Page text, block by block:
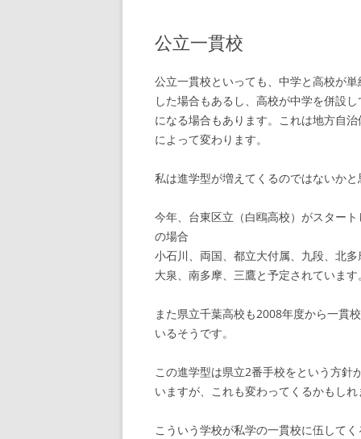
公立一貫校
公立一貫校といっても、中学と高校が
した場合もあるし、高校が中学を併設し
になる場合もあります。これは地方自
によって変わります。
私は進学型が増えてくるのではないかと
今年、台東区立（白鴎高校）がスター
の場合
小石川、両国、都立大付属、九段、北多
大泉、南多摩、三鷹と予定されています。
また県立千葉高校も2008年度から一貫
いるそうです。
この進学型は県立2番手校をという方針
いますが、これも変わってくるかもしれ
こういう学校が私学の一貫校に伍して